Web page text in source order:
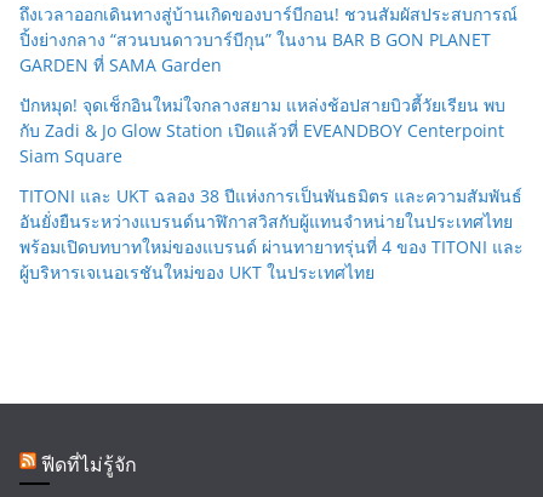
ถึงเวลาออกเดินทางสู่บ้านเกิดของบาร์บีกอน! ชวนสัมผัสประสบการณ์
ปิ้งย่างกลาง “สวนบนดาวบาร์บีกุน” ในงาน BAR B GON PLANET
GARDEN ที่ SAMA Garden
ปักหมุด! จุดเช็กอินใหม่ใจกลางสยาม แหล่งช้อปสายบิวตี้วัยเรียน พบ
กับ Zadi & Jo Glow Station เปิดแล้วที่ EVEANDBOY Centerpoint
Siam Square
TITONI และ UKT ฉลอง 38 ปีแห่งการเป็นพันธมิตร และความสัมพันธ์
อันยั่งยืนระหว่างแบรนด์นาฬิกาสวิสกับผู้แทนจำหน่ายในประเทศไทย
พร้อมเปิดบทบาทใหม่ของแบรนด์ ผ่านทายาทรุ่นที่ 4 ของ TITONI และ
ผู้บริหารเจเนอเรชันใหม่ของ UKT ในประเทศไทย
ฟีดที่ไม่รู้จัก